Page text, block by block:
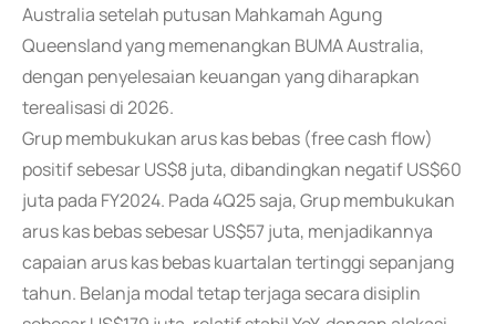
Australia setelah putusan Mahkamah Agung
Queensland yang memenangkan BUMA Australia,
dengan penyelesaian keuangan yang diharapkan
terealisasi di 2026.
Grup membukukan arus kas bebas (free cash flow)
positif sebesar US$8 juta, dibandingkan negatif US$60
juta pada FY2024. Pada 4Q25 saja, Grup membukukan
arus kas bebas sebesar US$57 juta, menjadikannya
capaian arus kas bebas kuartalan tertinggi sepanjang
tahun. Belanja modal tetap terjaga secara disiplin